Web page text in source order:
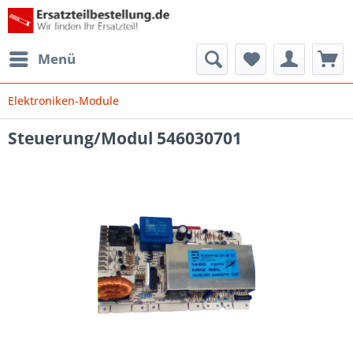
Menü
Elektroniken-Module
Steuerung/Modul 546030701